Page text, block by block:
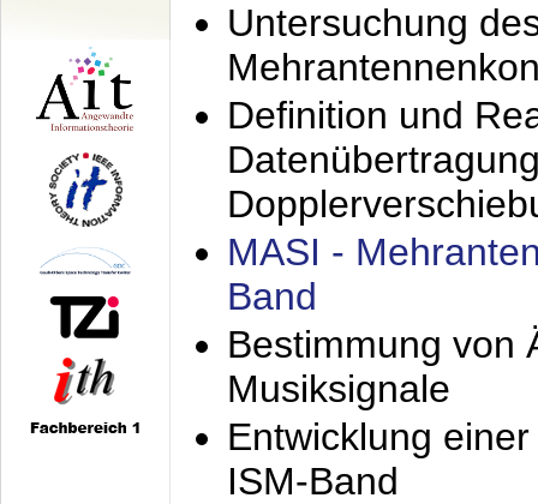
Untersuchung
Definition und
MASI -
Band
Bestimmung von
Musiksignale
Entwicklung
ISM-Band